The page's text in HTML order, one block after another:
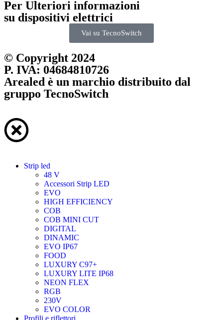
Per Ulteriori informazioni
su dispositivi elettrici
Vai su TecnoSwitch
© Copyright 2024
P. IVA: 04684810726
Arealed è un marchio distribuito dal
gruppo TecnoSwitch
Strip led
48 V
Accessori Strip LED
EVO
HIGH EFFICIENCY
COB
COB MINI CUT
DIGITAL
DINAMIC
EVO IP67
FOOD
LUXURY C97+
LUXURY LITE IP68
NEON FLEX
RGB
230V
EVO COLOR